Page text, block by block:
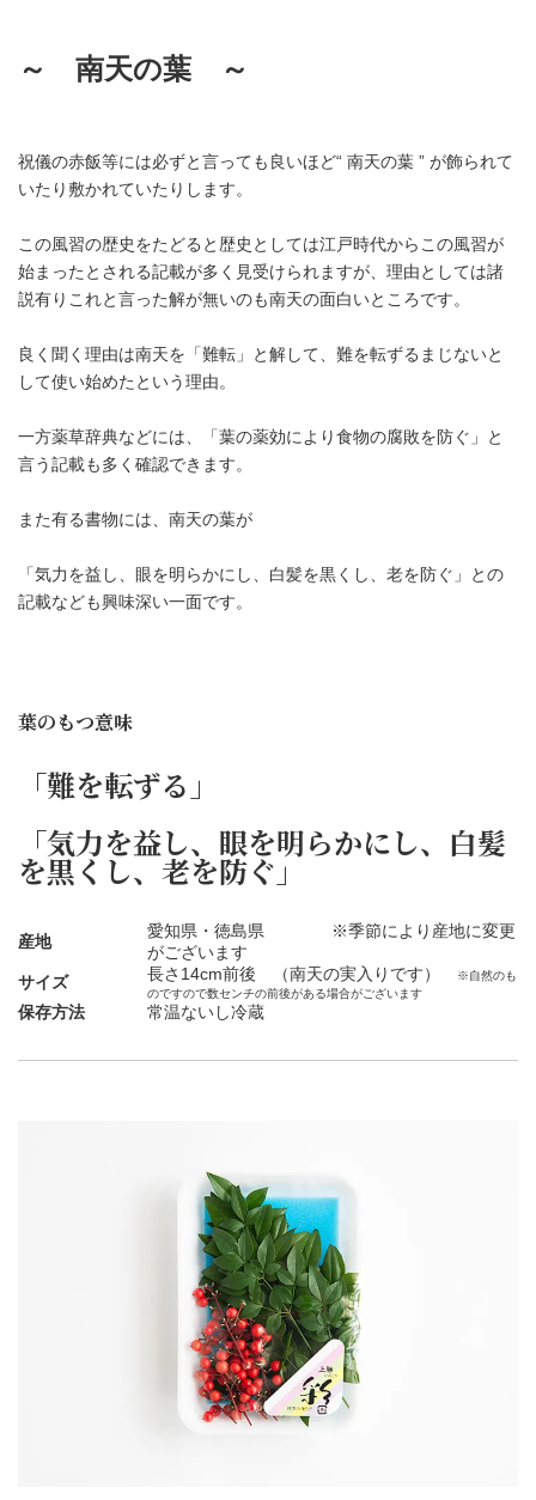
～ 南天の葉 ～
祝儀の赤飯等には必ずと言っても良いほど“ 南天の葉 ” が飾られて
いたり敷かれていたりします。
この風習の歴史をたどると歴史としては江戸時代からこの風習が
始まったとされる記載が多く見受けられますが、理由としては諸
説有りこれと言った解が無いのも南天の面白いところです。
良く聞く理由は南天を「難転」と解して、難を転ずるまじないと
して使い始めたという理由。
一方薬草辞典などには、「葉の薬効により食物の腐敗を防ぐ」と
言う記載も多く確認できます。
また有る書物には、南天の葉が
「気力を益し、眼を明らかにし、白髪を黒くし、老を防ぐ」との
記載なども興味深い一面です。
葉のもつ意味
「難を転ずる」
「気力を益し、眼を明らかにし、白髪
を黒くし、老を防ぐ」
産地
愛知県・徳島県 ※季節により産地に変更
がございます
サイズ
長さ14cm前後 （南天の実入りです）
※自然のも
のですので数センチの前後がある場合がございます
保存方法 常温ないし冷蔵